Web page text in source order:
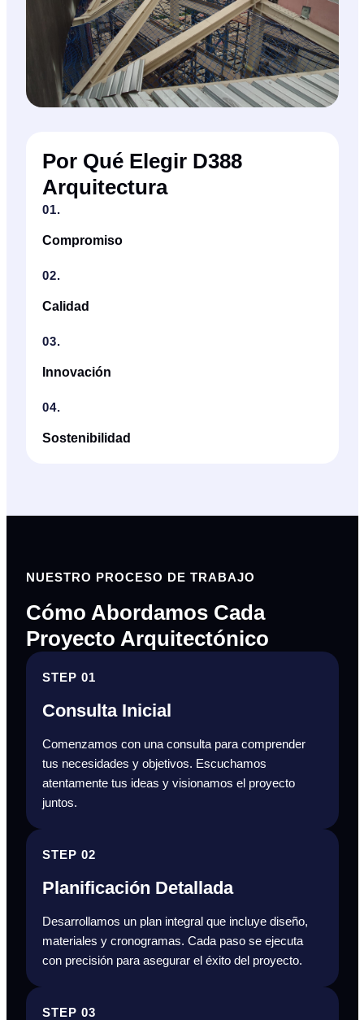
Por Qué Elegir D388
Arquitectura
01.
Compromiso
02.
Calidad
03.
Innovación
04.
Sostenibilidad
NUESTRO PROCESO DE TRABAJO
Cómo Abordamos Cada
Proyecto Arquitectónico
STEP 01
Consulta Inicial
Comenzamos con una consulta para comprender
tus necesidades y objetivos. Escuchamos
atentamente tus ideas y visionamos el proyecto
juntos.
STEP 02
Planificación Detallada
Desarrollamos un plan integral que incluye diseño,
materiales y cronogramas. Cada paso se ejecuta
con precisión para asegurar el éxito del proyecto.
STEP 03